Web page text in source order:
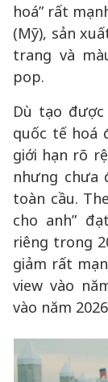
hoá” rất
(Mỹ), sản
trang và
pop.
Dù tạo
quốc tế hoá
giới hạn rõ
nhưng chưa
toàn cầu.
cho anh”
riêng trong
giảm rất
view vào
vào năm